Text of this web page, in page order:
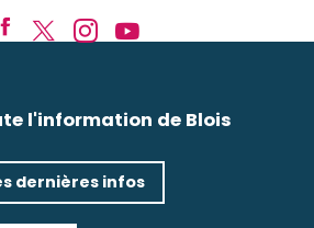
l'information de Blois
dernières infos